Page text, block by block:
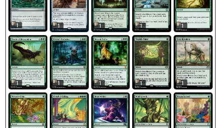
1 1 1 1 1
1 1 1 1 1